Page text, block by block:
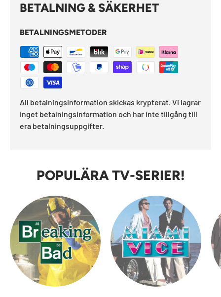
BETALNING & SÄKERHET
BETALNINGSMETODER
All betalningsinformation skickas krypterat. Vi lagrar
inget betalningsinformation och har inte tillgång till
era betalningsuppgifter.
POPULÄRA TV-SERIER!